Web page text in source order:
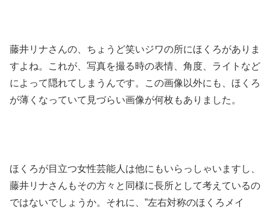
藤井リナさんの、ちょうど笑いジワの所にほくろがありま
すよね。これが、写真を撮る時の表情、角度、ライトなど
によって隠れてしまうんです。この画像以外にも、ほくろ
が薄くなっていて見づらい画像が何枚もありました。
ほくろが目立つ女性芸能人は他にもいらっしゃいますし、
藤井リナさんもその方々と同様に長所として考えているの
ではないでしょうか。それに、”左右対称のほくろメイ